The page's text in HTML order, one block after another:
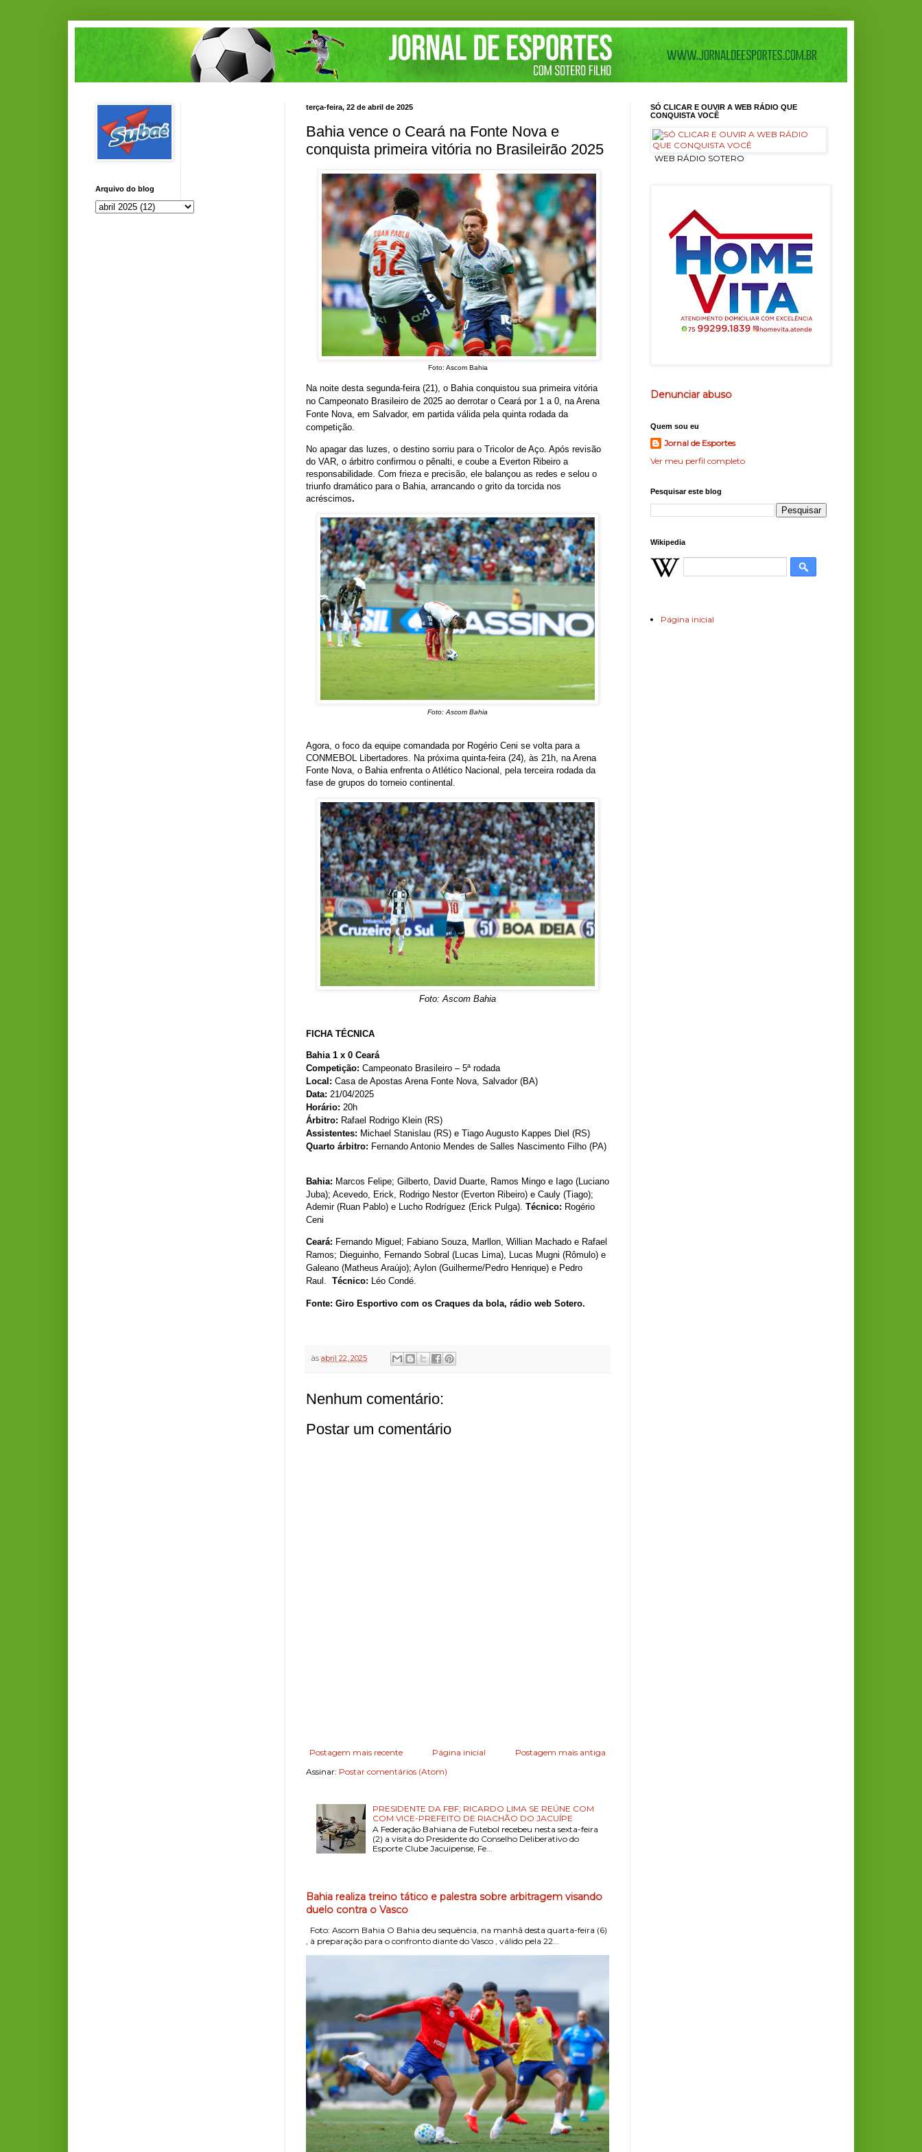
terça-feira, 22 de abril de 2025
Bahia vence o Ceará na Fonte Nova e
conquista primeira vitória no Brasileirão 2025
Foto: Ascom Bahia
Na noite desta segunda-feira (21), o Bahia conquistou sua primeira vitória
no Campeonato Brasileiro de 2025 ao derrotar o Ceará por 1 a 0, na Arena
Fonte Nova, em Salvador, em partida válida pela quinta rodada da
competição.
No apagar das luzes, o destino sorriu para o Tricolor de Aço. Após revisão
do VAR, o árbitro confirmou o pênalti, e coube a Everton Ribeiro a
responsabilidade. Com frieza e precisão, ele balançou as redes e selou o
triunfo dramático para o Bahia, arrancando o grito da torcida nos
acréscimos.
Foto: Ascom Bahia
Agora, o foco da equipe comandada por Rogério Ceni se volta para a
CONMEBOL Libertadores. Na próxima quinta-feira (24), às 21h, na Arena
Fonte Nova, o Bahia enfrenta o Atlético Nacional, pela terceira rodada da
fase de grupos do torneio continental.
Foto: Ascom Bahia
FICHA TÉCNICA
Bahia 1 x 0 Ceará
Competição: Campeonato Brasileiro – 5ª rodada
Local: Casa de Apostas Arena Fonte Nova, Salvador (BA)
Data: 21/04/2025
Horário: 20h
Árbitro: Rafael Rodrigo Klein (RS)
Assistentes: Michael Stanislau (RS) e Tiago Augusto Kappes Diel (RS)
Quarto árbitro: Fernando Antonio Mendes de Salles Nascimento Filho (PA)
Bahia: Marcos Felipe; Gilberto, David Duarte, Ramos Mingo e Iago (Luciano
Juba); Acevedo, Erick, Rodrigo Nestor (Everton Ribeiro) e Cauly (Tiago);
Ademir (Ruan Pablo) e Lucho Rodríguez (Erick Pulga). Técnico: Rogério
Ceni
Ceará: Fernando Miguel; Fabiano Souza, Marllon, Willian Machado e Rafael
Ramos; Dieguinho, Fernando Sobral (Lucas Lima), Lucas Mugni (Rômulo) e
Galeano (Matheus Araújo); Aylon (Guilherme/Pedro Henrique) e Pedro
Raul. Técnico: Léo Condé.
Fonte: Giro Esportivo com os Craques da bola, rádio web Sotero.
às abril 22, 2025
Nenhum comentário:
Postar um comentário
Postagem mais recente Postagem mais antiga
Página inicial
Assinar: Postar comentários (Atom)
PRESIDENTE DA FBF; RICARDO LIMA SE REÚNE COM
COM VICE-PREFEITO DE RIACHÃO DO JACUÍPE
A Federação Bahiana de Futebol recebeu nesta sexta-feira
(2) a visita do Presidente do Conselho Deliberativo do
Esporte Clube Jacuipense, Fe...
Bahia realiza treino tático e palestra sobre arbitragem visando
duelo contra o Vasco
Foto: Ascom Bahia O Bahia deu sequência, na manhã desta quarta-feira (6)
, à preparação para o confronto diante do Vasco , válido pela 22...
Arquivo do blog
SÓ CLICAR E OUVIR A WEB RÁDIO QUE
CONQUISTA VOCÊ
ㅤ WEB RÁDIO SOTERO
Denunciar abuso
Quem sou eu
Jornal de Esportes
Ver meu perfil completo
Pesquisar este blog
Wikipedia
Página inicial